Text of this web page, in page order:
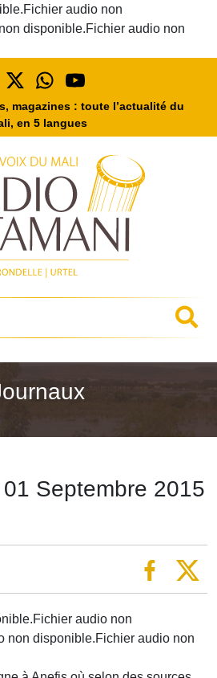
audio non
disponible.Fichier audio non
magazines : toute l’actualité du
en 5 langues
Septembre 2015
audio non
non disponible.Fichier audio non